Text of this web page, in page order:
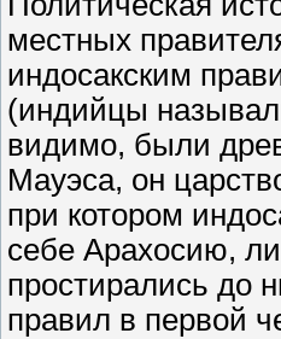
местных
индосакским
(индийцы
видимо, были
Мауэса, он
при котором
себе Арахосию,
простирались до
правил в первой